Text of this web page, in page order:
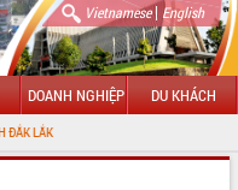
Vietnamese| English
DOANH NGHIỆP DU KHÁCH